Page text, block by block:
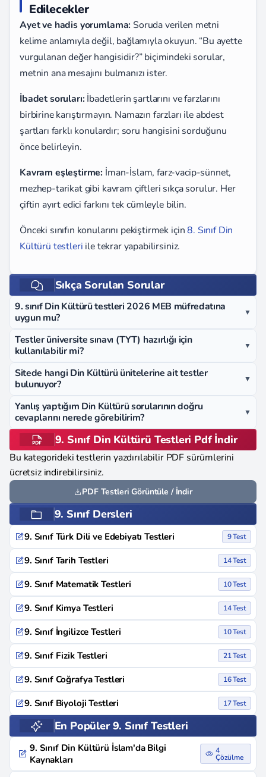
Edilecekler
Ayet ve hadis yorumlama: Soruda verilen metni
kelime anlamıyla değil, bağlamıyla okuyun. “Bu ayette
vurgulanan değer hangisidir?” biçimindeki sorular,
metnin ana mesajını bulmanızı ister.
İbadet soruları: İbadetlerin şartlarını ve farzlarını
birbirine karıştırmayın. Namazın farzları ile abdest
şartları farklı konulardır; soru hangisini sorduğunu
önce belirleyin.
Kavram eşleştirme: İman-İslam, farz-vacip-sünnet,
mezhep-tarikat gibi kavram çiftleri sıkça sorulur. Her
çiftin ayırt edici farkını tek cümleyle bilin.
Önceki sınıfın konularını pekiştirmek için8. Sınıf Din
Kültürü testleri ile tekrar yapabilirsiniz.
Sıkça Sorulan Sorular
9. sınıf Din Kültürü testleri 2026 MEB müfredatına
uygun mu?
▼
Testler üniversite sınavı (TYT) hazırlığı için
kullanılabilir mi?
▼
Sitede hangi Din Kültürü ünitelerine ait testler
bulunuyor?
▼
Yanlış yaptığım Din Kültürü sorularının doğru
cevaplarını nerede görebilirim?
▼
9. Sınıf Din Kültürü Testleri Pdf İndir
Bu kategorideki testlerin yazdırılabilir PDF sürümlerini
ücretsiz indirebilirsiniz.
PDF Testleri Görüntüle / İndir
9. Sınıf Dersleri
9. Sınıf Türk Dili ve Edebiyatı Testleri 9 Test
9. Sınıf Tarih Testleri 14 Test
9. Sınıf Matematik Testleri 10 Test
9. Sınıf Kimya Testleri 14 Test
9. Sınıf İngilizce Testleri 10 Test
9. Sınıf Fizik Testleri 21 Test
9. Sınıf Coğrafya Testleri 16 Test
9. Sınıf Biyoloji Testleri 17 Test
En Popüler 9. Sınıf Testleri
9. Sınıf Din Kültürü İslam'da Bilgi
Kaynakları
4
Çözülme